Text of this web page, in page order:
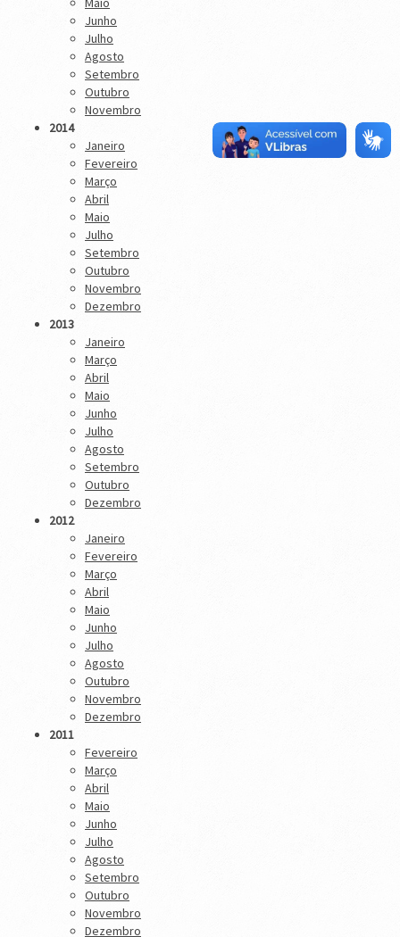
Junho
Julho
Agosto
Setembro
Outubro
Novembro
2014
Janeiro
Fevereiro
Março
Abril
Maio
Julho
Setembro
Outubro
Novembro
Dezembro
2013
Janeiro
Março
Abril
Maio
Junho
Julho
Agosto
Setembro
Outubro
Dezembro
2012
Janeiro
Fevereiro
Março
Abril
Maio
Junho
Julho
Agosto
Outubro
Novembro
Dezembro
2011
Fevereiro
Março
Abril
Maio
Junho
Julho
Agosto
Setembro
Outubro
Novembro
Dezembro